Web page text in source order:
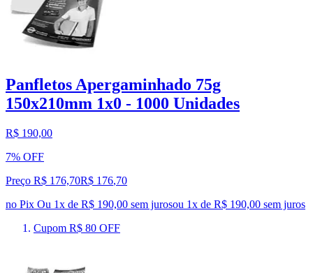
Panfletos Apergaminhado 75g
150x210mm 1x0 - 1000 Unidades
R$ 190,00
7% OFF
Preço R$ 176,70R$ 176,70
no Pix Ou 1x de R$ 190,00 sem jurosou 1x de R$ 190,00 sem juros
Cupom R$ 80 OFF